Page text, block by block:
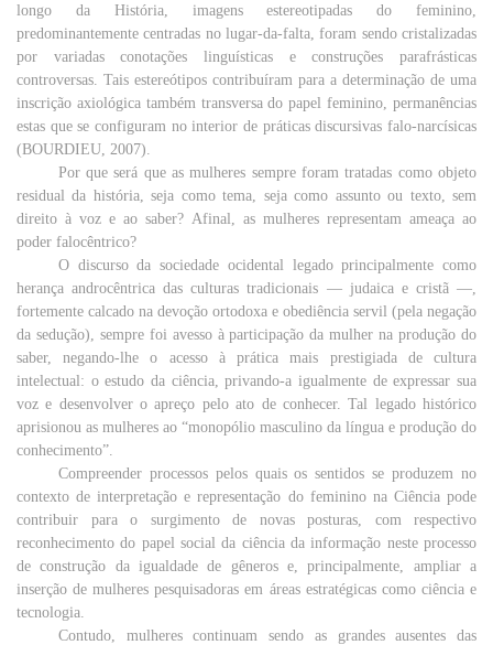
longo da História, imagensestereotipadas do feminino,
predominantemente centradas no lugar-da-falta, foram sendo cristalizadas
por variadas conotações linguísticas econstruções parafrásticas
controversas. Tais estereótipos contribuíram para a determinação de uma
inscrição axiológica também transversa dopapel feminino, permanências
estas que se configuram nointerior de práticasdiscursivas falo-narcísicas
(BOURDIEU, 2007).
Porque será que asmulheres sempreforam tratadas como objeto
residual da história, seja como tema, sejacomo assunto ou texto,sem
direito àvoz e aosaber? Afinal, as mulheresrepresentam ameaçaao
poder falocêntrico?
O discursodasociedade ocidental legado principalmente como
herança androcêntrica dasculturas tradicionais — judaicae cristã —,
fortemente calcado na devoção ortodoxa e obediência servil (pela negação
da sedução), semprefoi avessoà participação damulher naprodução do
saber, negando-lhe o acessoàprática mais prestigiada decultura
intelectual: oestudo da ciência, privando-aigualmente deexpressar sua
voz e desenvolveroapreço pelo ato de conhecer.Tal legado histórico
aprisionou as mulheres ao “monopólio masculino da língua e produção do
conhecimento”.
Compreender processos pelos quaisossentidos se produzem no
contexto deinterpretação erepresentação do femininona Ciênciapode
contribuir
parao surgimentode novas posturas, com
respectivo
reconhecimento do papel social da ciênciadainformação nesteprocesso
deconstrução daigualdade de gênerose,principalmente, ampliara
inserção demulheres pesquisadorasem áreasestratégicas como ciênciae
tecnologia.
Contudo, mulherescontinuam sendo as grandes ausentes das